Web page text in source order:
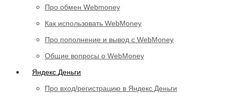
Про обмен Webmoney
Как использовать WebMoney
Про пополнение и вывод с WebMoney
Общие вопросы о WebMoney
Яндекс.Деньги
Про вход/регистрацию в Яндекс Деньги